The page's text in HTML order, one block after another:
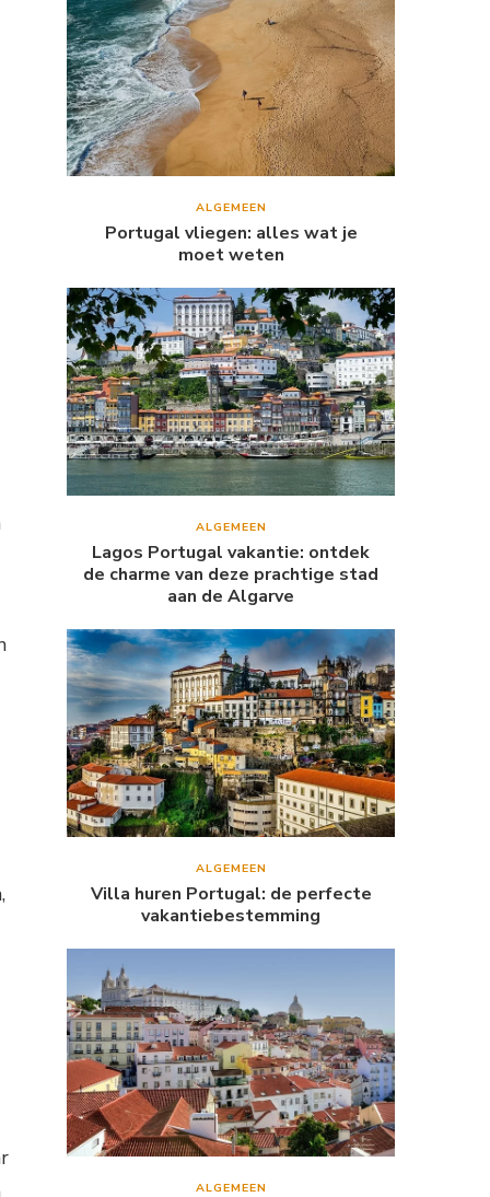
ALGEMEEN
Portugal vliegen: alles wat je
moet weten
ALGEMEEN
Lagos Portugal vakantie: ontdek
de charme van deze prachtige stad
aan de Algarve
ALGEMEEN
Villa huren Portugal: de perfecte
vakantiebestemming
ALGEMEEN